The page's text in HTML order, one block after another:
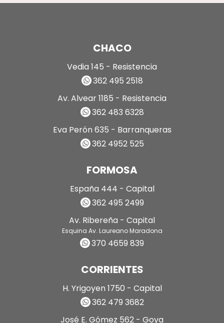
CHACO
Vedia 145 - Resistencia
362 495 2518
Av. Alvear 1185 - Resistencia
362 483 6328
Eva Perón 635 - Barranqueras
362 4952 525
FORMOSA
España 444 - Capital
362 495 2499
Av. Ribereña - Capital
Esquina Av. Laureano Maradona
370 4659 839
CORRIENTES
H. Yrigoyen 1750 - Capital
362 479 3682
José E. Gómez 562 - Goya